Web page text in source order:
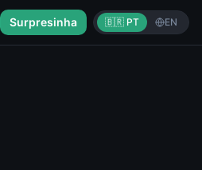
Surpresinha 🇧🇷 PT EN